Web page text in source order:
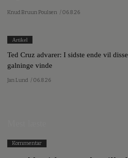
Knud Bruun Poulsen / 06.8.26
Artikel
Ted Cruz advarer: I sidste ende vil disse
galninge vinde
Jan Lund / 06.8.26
Kommentar